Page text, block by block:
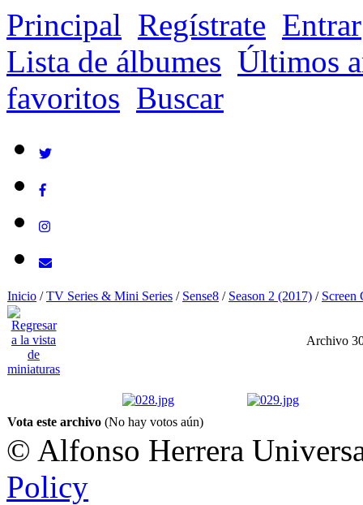
Principal Regístrate Entrar
Lista de álbumes Últimos
favoritos Buscar
Inicio /TV Series & Mini Series / Sense8 / Season 2 (2017) / Screen
Archivo
Vota este archivo (No hay votos aún)
© Alfonso Herrera
Policy